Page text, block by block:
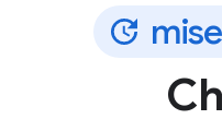
mise